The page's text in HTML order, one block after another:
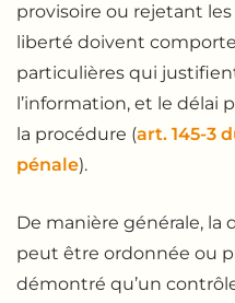
provisoire ou rejetant
liberté doivent
particulières qui
l’information, et le délai
la procédure (art. 145-3
pénale).
De manière générale, la
peut être ordonnée ou
démontré qu’un